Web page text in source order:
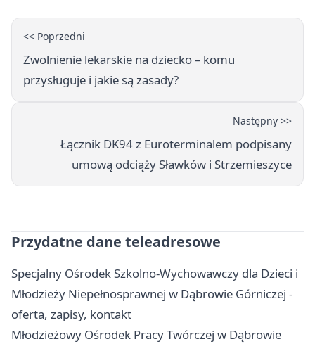
<< Poprzedni
Zwolnienie lekarskie na dziecko – komu
przysługuje i jakie są zasady?
Następny >>
Łącznik DK94 z Euroterminalem podpisany
umową odciąży Sławków i Strzemieszyce
Przydatne dane teleadresowe
Specjalny Ośrodek Szkolno-Wychowawczy dla Dzieci i
Młodzieży Niepełnosprawnej w Dąbrowie Górniczej -
oferta, zapisy, kontakt
Młodzieżowy Ośrodek Pracy Twórczej w Dąbrowie